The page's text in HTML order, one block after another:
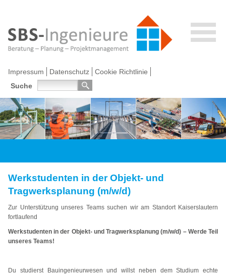
Impressum Datenschutz
Cookie Richtlinie
Suche
Werkstudenten in der Objekt- und
Tragwerksplanung (m/w/d)
Zur Unterstützung unseres Teams suchen wir am Standort Kaiserslautern
fortlaufend
Werkstudenten in der Objekt- und Tragwerksplanung (m/w/d) – Werde Teil
unseres Teams!
Du studierst Bauingenieurwesen und willst neben dem Studium echte